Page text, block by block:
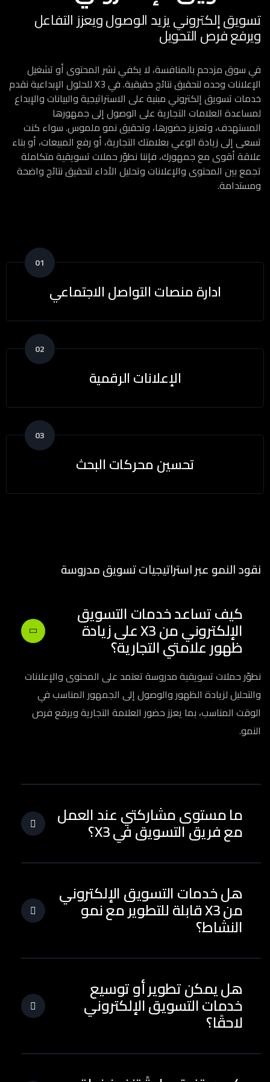
تسويق إلكتروني يزيد الوصول ويعزز التفاعل
ويرفع فرص التحويل
في سوق مزدحم بالمنافسة، لا يكفي نشر المحتوى أو تشغيل
الإعلانات وحده لتحقيق نتائج حقيقية. في X3 للحلول الإبداعية نقدم
خدمات تسويق إلكتروني مبنية على الاستراتيجية والبيانات والإبداع
لمساعدة العلامات التجارية على الوصول إلى جمهورها
المستهدف، وتعزيز حضورها، وتحقيق نمو ملموس. سواء كنت
تسعى إلى زيادة الوعي بعلامتك التجارية، أو رفع المبيعات، أو بناء
علاقة أقوى مع جمهورك، فإننا نطوّر حملات تسويقية متكاملة
تجمع بين المحتوى والإعلانات وتحليل الأداء لتحقيق نتائج واضحة
ومستدامة.
ادارة منصات التواصل الاجتماعي
الإعلانات الرقمية
تحسين محركات البحث
نقود النمو عبر استراتيجيات تسويق مدروسة
كيف تساعد خدمات التسويق
الإلكتروني من X3 على زيادة
ظهور علامتي التجارية؟
نطوّر حملات تسويقية مدروسة تعتمد على المحتوى والإعلانات
والتحليل لزيادة الظهور والوصول إلى الجمهور المناسب في
الوقت المناسب، بما يعزز حضور العلامة التجارية ويرفع فرص
النمو.
ما مستوى مشاركتي عند العمل
مع فريق التسويق في X3؟
هل خدمات التسويق الإلكتروني
من X3 قابلة للتطوير مع نمو
النشاط؟
هل يمكن تطوير أو توسيع
خدمات التسويق الإلكتروني
لاحقًا؟